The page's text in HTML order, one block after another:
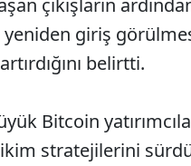
çıkışların
giriş
belirtti.
Bitcoin
stratejilerini